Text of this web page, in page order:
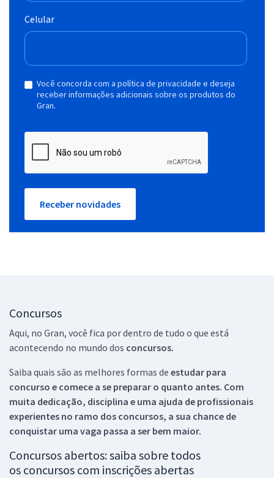
Celular
Você concorda com a política de privacidade e deseja
receber informações adicionais sobre os produtos do
Gran.
Receber novidades
Concursos
Aqui, no Gran, você fica por dentro de tudo o que está
acontecendo no mundo dos concursos.
Saiba quais são as melhores formas de estudar para
concurso e comece a se preparar o quanto antes. Com
muita dedicação, disciplina e uma ajuda de profissionais
experientes no ramo dos concursos, a sua chance de
conquistar uma vaga passa a ser bem maior.
Concursos abertos: saiba sobre todos
os concursos com inscrições abertas